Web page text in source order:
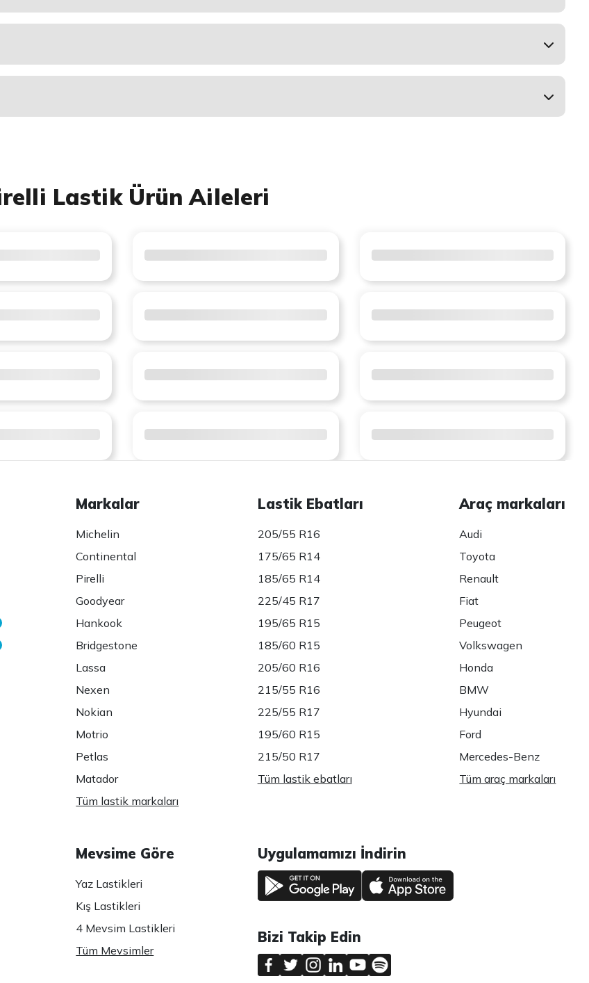
Lastik Ürün Aileleri
Markalar
Michelin
Continental
Pirelli
Goodyear
Hankook
Bridgestone
Lassa
Nexen
Nokian
Motrio
Petlas
Matador
Tüm lastik markaları
Lastik Ebatları
205/55 R16
175/65 R14
185/65 R14
225/45 R17
195/65 R15
185/60 R15
205/60 R16
215/55 R16
225/55 R17
195/60 R15
215/50 R17
Tüm lastik ebatları
Araç markaları
Audi
Toyota
Renault
Fiat
Peugeot
Volkswagen
Honda
BMW
Hyundai
Ford
Mercedes-Benz
Tüm araç markaları
Mevsime Göre
Yaz Lastikleri
Kış Lastikleri
4 Mevsim Lastikleri
Tüm Mevsimler
Uygulamamızı İndirin
Bizi Takip Edin